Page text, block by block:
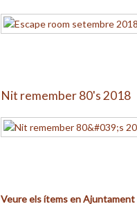
Nit remember 80's 2018
Veure els ítems en Ajuntament